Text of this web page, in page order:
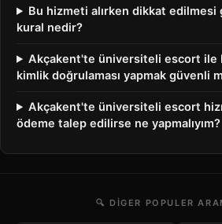
Bu hizmeti alırken dikkat
kural nedir?
Akçakent'te üniversiteli escort ile
kimlik doğrulaması yapmak güvenli
Akçakent'te üniversiteli escort
ödeme talep edilirse ne yapmalıyım?
🔍 DIGER POPULER